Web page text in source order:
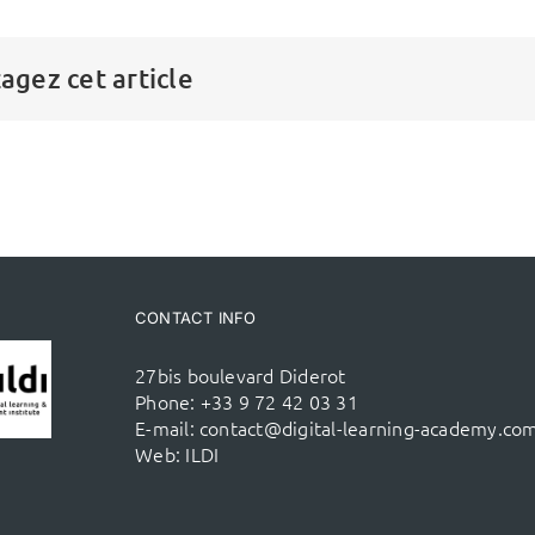
cet article
CONTACT INFO
27bis boulevard Diderot
Phone: +33 9 72 42 03 31
E-mail: contact@digital-learning-
Web: ILDI